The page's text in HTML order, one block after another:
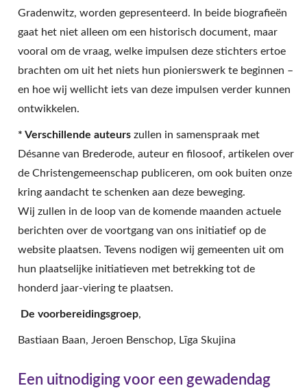
Gradenwitz, worden gepresenteerd. In beide biografieën
gaat het niet alleen om een historisch document, maar
vooral om de vraag, welke impulsen deze stichters ertoe
brachten om uit het niets hun pionierswerk te beginnen –
en hoe wij wellicht iets van deze impulsen verder kunnen
ontwikkelen.
* Verschillende auteurs zullen in samenspraak met
Désanne van Brederode, auteur en filosoof, artikelen over
de Christengemeenschap publiceren, om ook buiten onze
kring aandacht te schenken aan deze beweging.
Wij zullen in de loop van de komende maanden actuele
berichten over de voortgang van ons initiatief op de
website plaatsen. Tevens nodigen wij gemeenten uit om
hun plaatselijke initiatieven met betrekking tot de
honderd jaar-viering te plaatsen.
De voorbereidingsgroep,
Bastiaan Baan, Jeroen Benschop, Līga Skujina
Een uitnodiging voor een gewadendag